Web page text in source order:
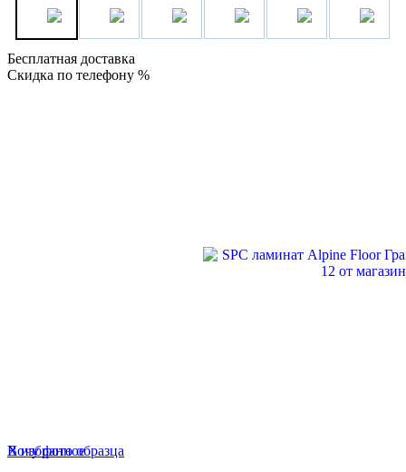
В избранное
Бесплатная доставка
Скидка по телефону %
Хочу фото образца